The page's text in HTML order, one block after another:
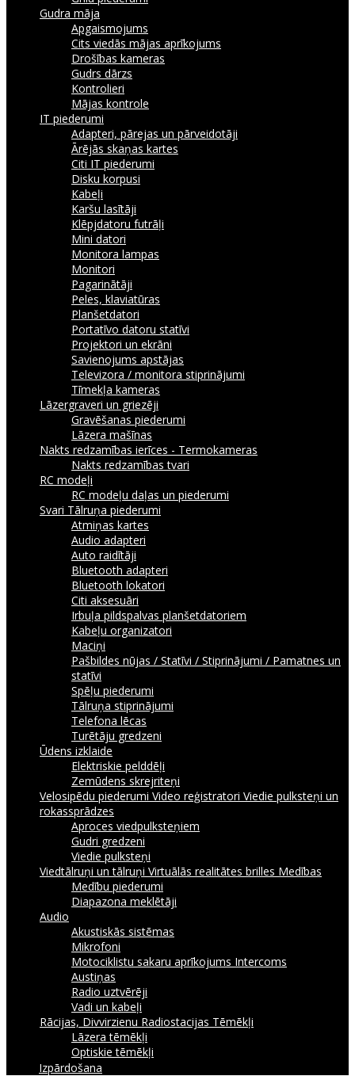
Gudra māja
Apgaismojums
Cits viedās mājas aprīkojums
Drošības kameras
Gudrs dārzs
Kontrolieri
Mājas kontrole
IT piederumi
Adapteri, pārejas un pārveidotāji
Ārējās skaņas kartes
Citi IT piederumi
Disku korpusi
Kabeļi
Karšu lasītāji
Klēpjdatoru futrāļi
Mini datori
Monitora lampas
Monitori
Pagarinātāji
Peles, klaviatūras
Planšetdatori
Portatīvo datoru statīvi
Projektori un ekrāni
Savienojums apstājas
Televizora / monitora stiprinājumi
Tīmekļa kameras
Lāzergraveri un griezēji
Gravēšanas piederumi
Lāzera mašīnas
Nakts redzamības ierīces - Termokameras
Nakts redzamības tvari
RC modeļi
RC modeļu daļas un piederumi
Svari Tālruņa piederumi
Atmiņas kartes
Audio adapteri
Auto raidītāji
Bluetooth adapteri
Bluetooth lokatori
Citi aksesuāri
Irbuļa pildspalvas planšetdatoriem
Kabeļu organizatori
Maciņi
Pašbildes nūjas / Statīvi / Stiprinājumi / Pamatnes un
statīvi
Spēļu piederumi
Tālruņa stiprinājumi
Telefona lēcas
Turētāju gredzeni
Ūdens izklaide
Elektriskie pelddēļi
Zemūdens skrejriteņi
Velosipēdu piederumi Video reģistratori Viedie pulksteņi un
rokassprādzes
Aproces viedpulksteņiem
Gudri gredzeni
Viedie pulksteņi
Viedtālruņi un tālruņi Virtuālās realitātes brilles Medības
Medību piederumi
Diapazona meklētāji
Audio
Akustiskās sistēmas
Mikrofoni
Motociklistu sakaru aprīkojums Intercoms
Austiņas
Radio uztvērēji
Vadi un kabeļi
Rācijas, Divvirzienu Radiostacijas Tēmēkļi
Lāzera tēmēkļi
Optiskie tēmēkļi
Izpārdošana